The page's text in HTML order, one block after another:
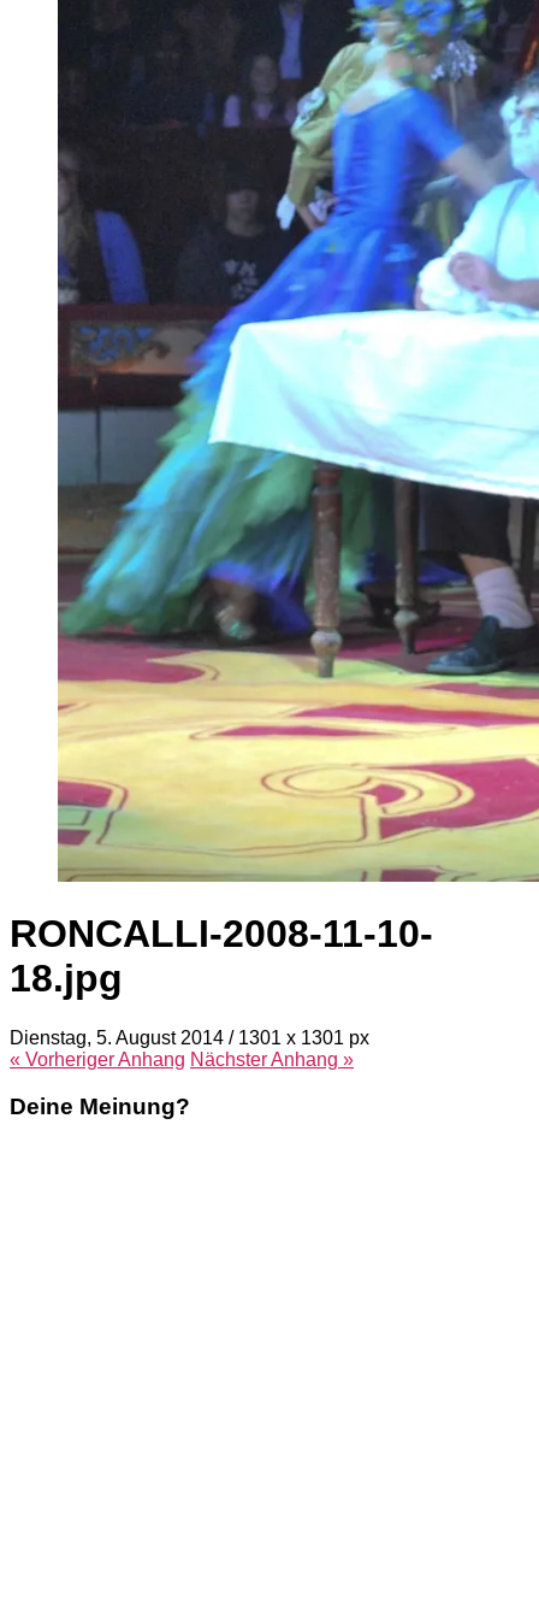
RONCALLI-2008-11-10-
18.jpg
Dienstag, 5. August 2014 / 1301 x 1301 px
« VorherigerAnhang NächsterAnhang »
Deine Meinung?